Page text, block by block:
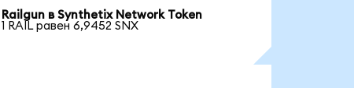
Railgun в Synthetix Network Token
1 RAIL равен 6,9452 SNX